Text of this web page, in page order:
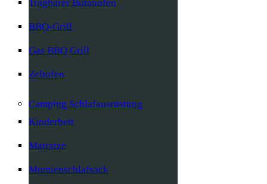
Tragbarer Butanofen
BBQ-Grill
Gas BBQ Grill
Zeltofen
Camping Schlafausrüstung
Kinderbett
Matratze
Mumienschlafsack